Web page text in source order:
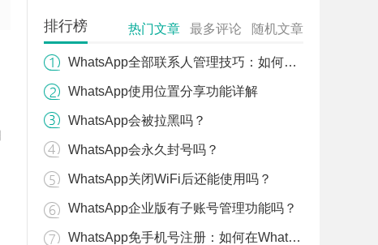
排行榜 热门文章 最多评论 随机文章
WhatsApp全部联系人管理技巧：如何高效管理通讯录
WhatsApp使用位置分享功能详解
WhatsApp会被拉黑吗？
WhatsApp会永久封号吗？
WhatsApp关闭WiFi后还能使用吗？
WhatsApp企业版有子账号管理功能吗？
WhatsApp免手机号注册：如何在WhatsApp注册时不需要手机号？